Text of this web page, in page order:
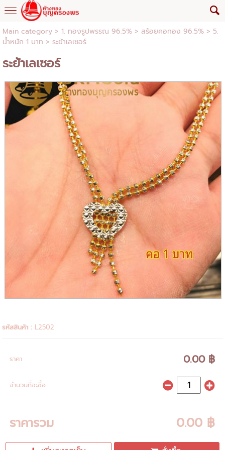
Main category> 1. ทองรูปพรรณ 96.5%> สร้อยคอทอง 96.5%> 5.
น้ำหนัก 1 บาท > ระย้าเลเซอร์
ระย้าเลเซอร์
รหัสสินค้า : L2502
ราคา 0.00 ฿
จำนวนที่จะซื้อ
ราคารวม 0.00 ฿